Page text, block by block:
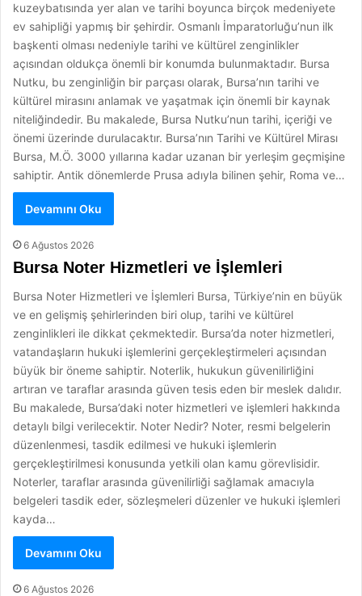
kuzeybatısında yer alan ve tarihi boyunca birçok medeniyete
ev sahipliği yapmış bir şehirdir. Osmanlı İmparatorluğu’nun ilk
başkenti olması nedeniyle tarihi ve kültürel zenginlikler
açısından oldukça önemli bir konumda bulunmaktadır. Bursa
Nutku, bu zenginliğin bir parçası olarak, Bursa’nın tarihi ve
kültürel mirasını anlamak ve yaşatmak için önemli bir kaynak
niteliğindedir. Bu makalede, Bursa Nutku’nun tarihi, içeriği ve
önemi üzerinde durulacaktır. Bursa’nın Tarihi ve Kültürel Mirası
Bursa, M.Ö. 3000 yıllarına kadar uzanan bir yerleşim geçmişine
sahiptir. Antik dönemlerde Prusa adıyla bilinen şehir, Roma ve…
Devamını Oku
6 Ağustos 2026
Bursa Noter Hizmetleri ve İşlemleri
Bursa Noter Hizmetleri ve İşlemleri Bursa, Türkiye’nin en büyük
ve en gelişmiş şehirlerinden biri olup, tarihi ve kültürel
zenginlikleri ile dikkat çekmektedir. Bursa’da noter hizmetleri,
vatandaşların hukuki işlemlerini gerçekleştirmeleri açısından
büyük bir öneme sahiptir. Noterlik, hukukun güvenilirliğini
artıran ve taraflar arasında güven tesis eden bir meslek dalıdır.
Bu makalede, Bursa’daki noter hizmetleri ve işlemleri hakkında
detaylı bilgi verilecektir. Noter Nedir? Noter, resmi belgelerin
düzenlenmesi, tasdik edilmesi ve hukuki işlemlerin
gerçekleştirilmesi konusunda yetkili olan kamu görevlisidir.
Noterler, taraflar arasında güvenilirliği sağlamak amacıyla
belgeleri tasdik eder, sözleşmeleri düzenler ve hukuki işlemleri
kayda…
Devamını Oku
6 Ağustos 2026